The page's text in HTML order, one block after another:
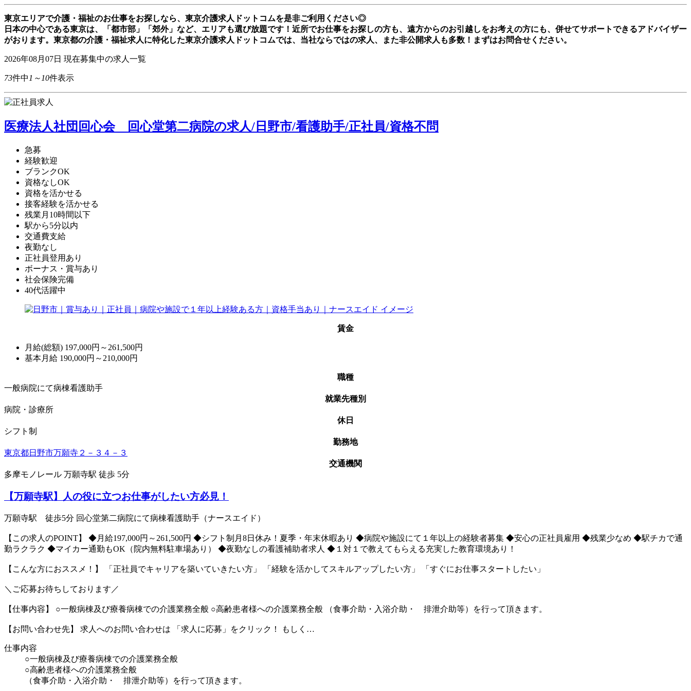
東京エリアで介護・福祉のお仕事をお探しなら、東京介護求人ドットコムを是非ご利用ください◎
日本の中心である東京は、「都市部」「郊外」など、エリアも選び放題です！近所でお仕事をお探しの方も、遠方からのお引越しをお考えの方にも、併せてサポートできるアドバイザー
がおります。東京都の介護・福祉求人に特化した東京介護求人ドットコムでは、当社ならではの求人、また非公開求人も多数！まずはお問合せください。
2026年08月07日 現在募集中の求人一覧
73件中1～10件表示
医療法人社団回心会 回心堂第二病院の求人/日野市/看護助手/正社員/資格不問
急募
経験歓迎
ブランクOK
資格なしOK
資格を活かせる
接客経験を活かせる
残業月10時間以下
駅から5分以内
交通費支給
夜勤なし
正社員登用あり
ボーナス・賞与あり
社会保険完備
40代活躍中
賃金
月給(総額) 197,000円～261,500円
基本月給 190,000円～210,000円
職種
一般病院にて病棟看護助手
就業先種別
病院・診療所
休日
シフト制
勤務地
東京都日野市万願寺２－３４－３
交通機関
多摩モノレール 万願寺駅 徒歩 5分
【万願寺駅】人の役に立つお仕事がしたい方必見！
万願寺駅 徒歩5分 回心堂第二病院にて病棟看護助手（ナースエイド）
【この求人のPOINT】 ◆月給197,000円～261,500円 ◆シフト制月8日休み！夏季・年末休暇あり ◆病院や施設にて１年以上の経験者募集 ◆安心の正社員雇用 ◆残業少なめ ◆駅チカで通
勤ラクラク ◆マイカー通勤もOK（院内無料駐車場あり） ◆夜勤なしの看護補助者求人 ◆１対１で教えてもらえる充実した教育環境あり！
【こんな方におススメ！】 「正社員でキャリアを築いていきたい方」 「経験を活かしてスキルアップしたい方」 「すぐにお仕事スタートしたい」
＼ご応募お待ちしております／
【仕事内容】 ○一般病棟及び療養病棟での介護業務全般 ○高齢患者様への介護業務全般 （食事介助・入浴介助・ 排泄介助等）を行って頂きます。
【お問い合わせ先】 求人へのお問い合わせは 「求人に応募」をクリック！ もしく…
仕事内容
○一般病棟及び療養病棟での介護業務全般
○高齢患者様への介護業務全般
（食事介助・入浴介助・ 排泄介助等）を行って頂きます。